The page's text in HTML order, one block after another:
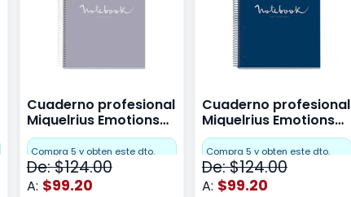
Cuaderno profesional
Miquelrius Emotions
raya 80 hojas Gris
Compra 5 y obten este dto.
De: $124.00
A: $99.20
Cuaderno profesional
Miquelrius Emotions
Dots 80 hojas
Compra 5 y obten este dto.
De: $124.00
A: $99.20